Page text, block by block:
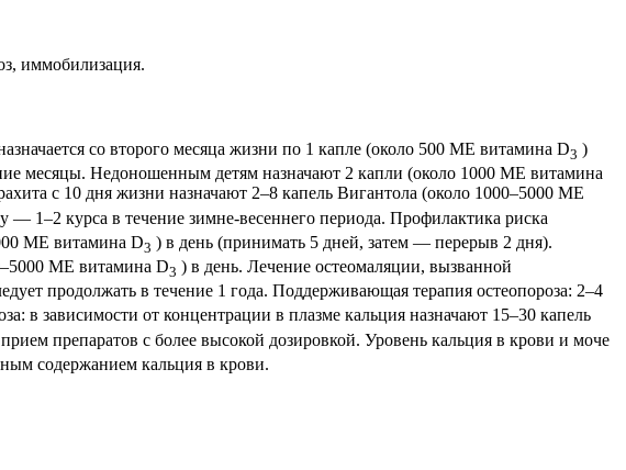
иммобилизация.
со второго месяца жизни по 1 капле (около 500 ME витамина D3 )
месяцы. Недоношенным детям назначают 2 капли (около 1000 МЕ витамина
с 10 дня жизни назначают 2–8 капель Вигантола (около 1000–5000 ME
1–2 курса в течение зимне-весеннего периода. Профилактика риска
ME витамина D3 ) в день (принимать 5 дней, затем — перерыв 2 дня).
МЕ витамина D3 ) в день. Лечение остеомаляции, вызванной
продолжать в течение 1 года. Поддерживающая терапия остеопороза: 2–4
в зависимости от концентрации в плазме кальция назначают 15–30 капель
препаратов с более высокой дозировкой. Уровень кальция в крови и моче
содержанием кальция в крови.